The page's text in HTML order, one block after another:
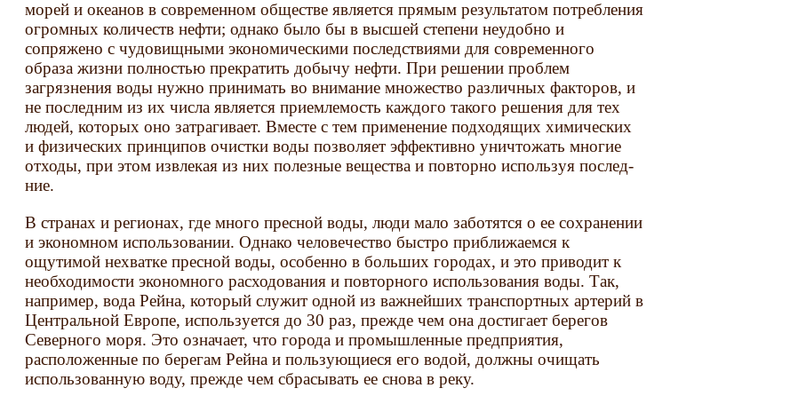
морей и океанов в современном обществе является прямым ре­зультатом потребления
огромных количеств нефти; однако было бы в высшей степени неудобно и
сопряжено с чудовищными экономическими по­следствиями для современного
образа жизни пол­ностью прекратить добычу нефти. При решении проблем
загрязнения воды нужно принимать во внимание множество различных факторов, и
не последним из их числа является приемлемость каждого такого решения для тех
людей, которых оно затрагивает. Вместе с тем приме­нение подходящих химических
и физических принципов очистки воды позволяет эффективно уничтожать многие
отходы, при этом извлекая из них по­лезные вещества и повторно используя послед­
ние.
В странах и регионах, где много пресной воды, люди мало заботятся о ее сохранении
и экономном использовании. Од­нако человечество быстро приближаемся к
ощутимой не­хватке пресной воды, особенно в больших горо­дах, и это приводит к
необходимости экономного расходования и повторного использования воды. Так,
например, вода Рейна, который служит одной из важнейших транспортных артерий в
Центральной Европе, используется до 30 раз, прежде чем она достигает берегов
Северного моря. Это означает, что города и промышленные предприятия,
расположенные по берегам Рейна и пользующиеся его водой, должны очищать
использованную воду, прежде чем сбрасывать ее снова в реку.